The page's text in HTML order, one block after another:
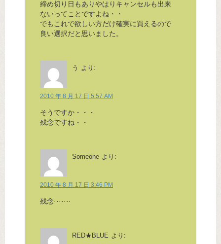
締め切り日もありやはりキャンセルも出来
ないってことですよね・・
でもこれで欲しい方だけ確実に買えるので
良い選択だと思いました。
う より:
2010 年 8 月 17 日 5:57 AM
そうですか・・・
残念ですね・・
Someone より:
2010 年 8 月 17 日 3:46 PM
残念·······
RED★BLUE より: